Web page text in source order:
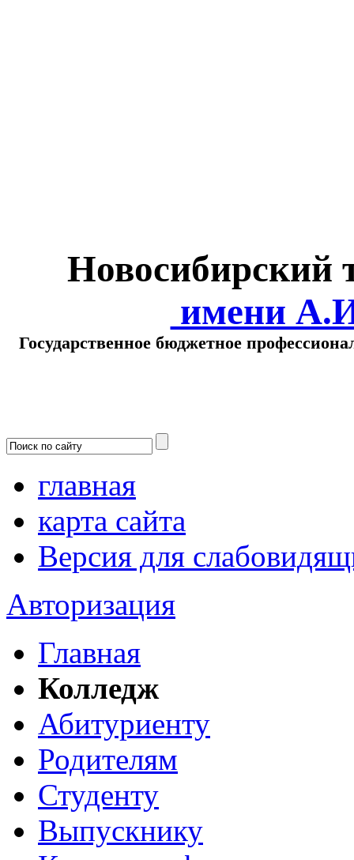
Новосибирский
имени
Государственное бюджетное
главная
карта сайта
Версия для
Авторизация
Главная
Колледж
Абитуриенту
Родителям
Студенту
Выпускнику